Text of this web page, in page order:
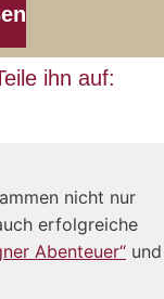
ihn auf:
nicht nur
erfolgreiche
Abenteuer“ und